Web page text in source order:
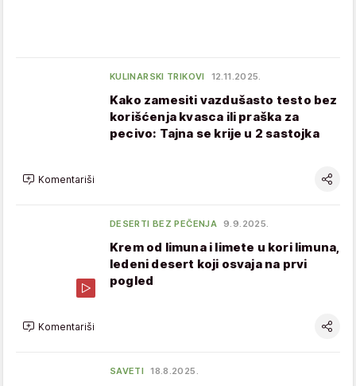
KULINARSKI TRIKOVI 12.11.2025.
Kako zamesiti vazdušasto testo bez
korišćenja kvasca ili praška za
pecivo: Tajna se krije u 2 sastojka
Komentariši
DESERTI BEZ PEČENJA 9.9.2025.
Krem od limuna i limete u kori limuna,
ledeni desert koji osvaja na prvi
pogled
Komentariši
SAVETI 18.8.2025.